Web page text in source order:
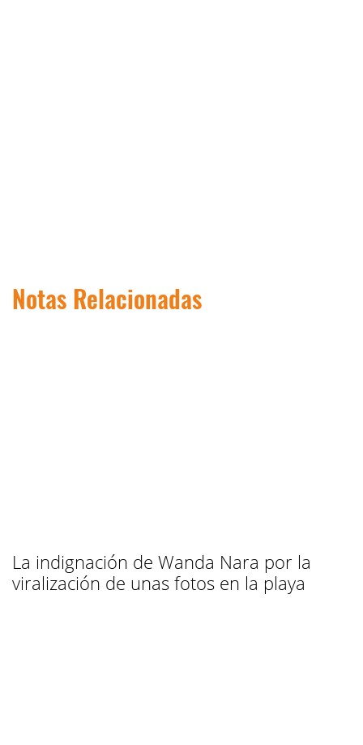
Notas Relacionadas
La indignación de Wanda Nara por la
viralización de unas fotos en la playa